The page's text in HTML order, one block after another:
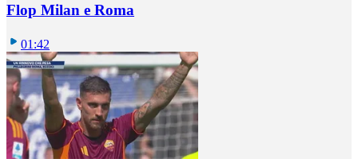
Flop Milan e Roma
01:42